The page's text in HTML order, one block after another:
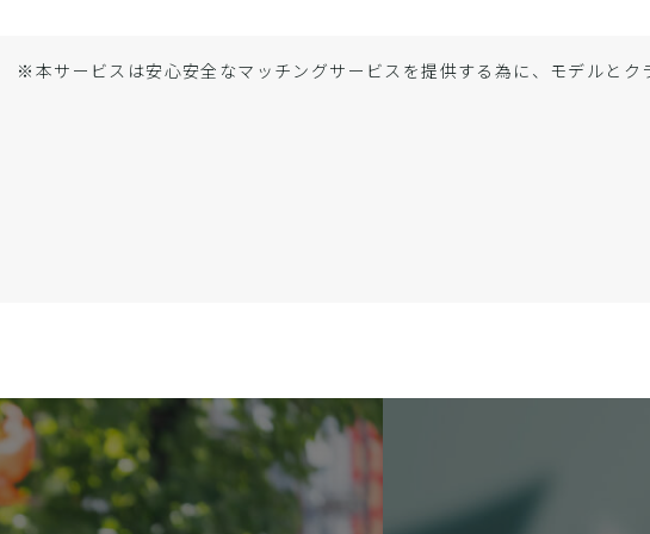
※本サービスは安心安全なマッチングサービスを提供する為に、モデルと